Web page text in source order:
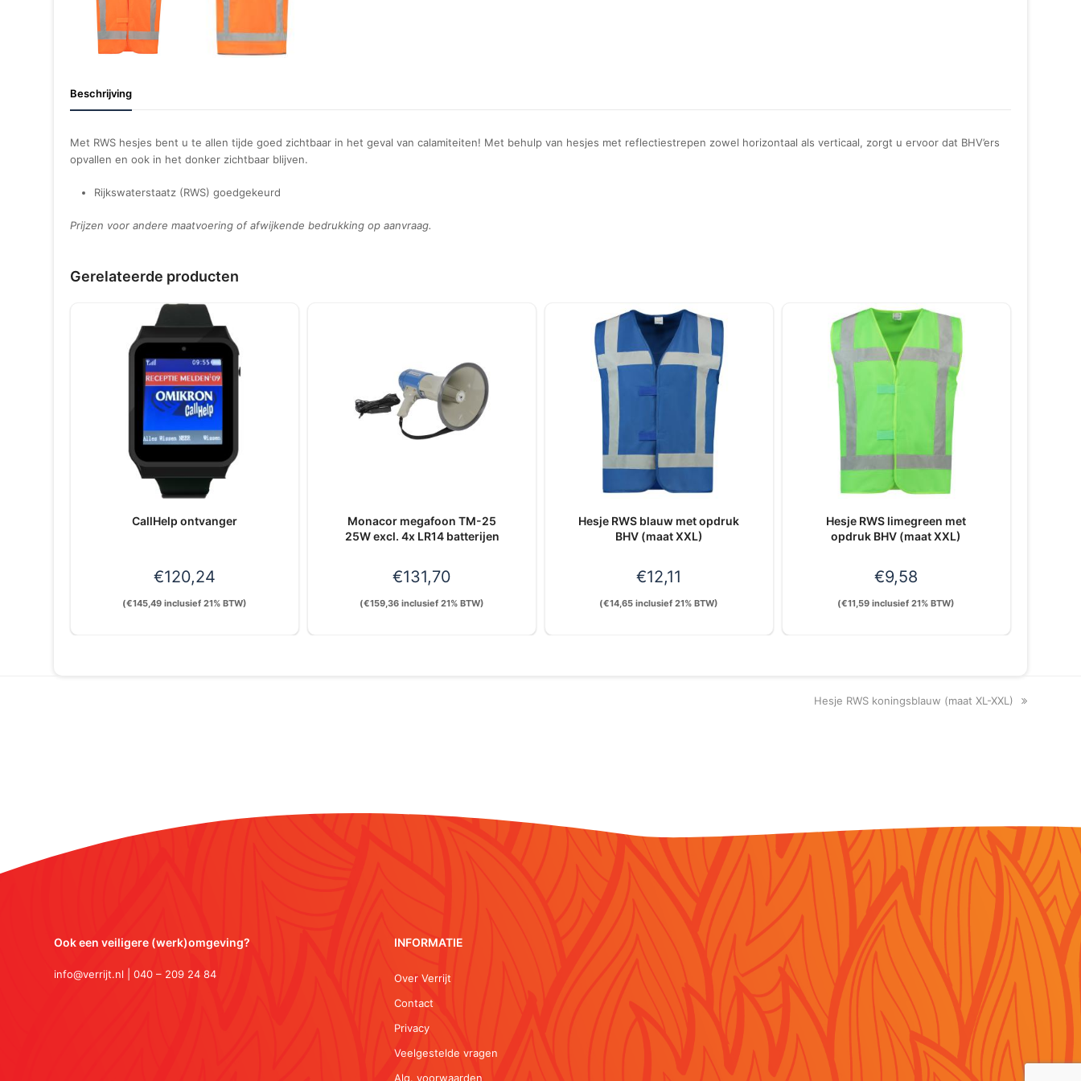
Beschrijving
Met RWS hesjes bent u te allen tijde goed zichtbaar in het geval van calamiteiten! Met behulp van hesjes met reflectiestrepen zowel horizontaal als verticaal, zorgt u ervoor dat BHV’ers
opvallen en ook in het donker zichtbaar blijven.
Rijkswaterstaatz (RWS) goedgekeurd
Prijzen voor andere maatvoering of afwijkende bedrukking op aanvraag.
Gerelateerde producten
CallHelp ontvanger
€120,24
(€145,49 inclusief 21% BTW)
Monacor megafoon TM-25
25W excl. 4x LR14 batterijen
€131,70
(€159,36 inclusief 21% BTW)
Hesje RWS blauw met opdruk
BHV (maat XXL)
€12,11
(€14,65 inclusief 21% BTW)
Hesje RWS limegreen met
opdruk BHV (maat XXL)
€9,58
(€11,59 inclusief 21% BTW)
next
Hesje RWS koningsblauw (maat XL-XXL)
Ook een veiligere (werk)omgeving?
info@verrijt.nl | 040 – 209 24 84
INFORMATIE
Over Verrijt
Contact
Privacy
Veelgestelde vragen
Alg. voorwaarden